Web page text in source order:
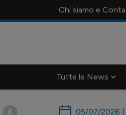
Chi siamo e
Tutte le News
05/07/2026 |